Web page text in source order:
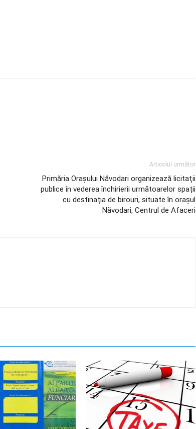
Articolul următor
Primăria Orașului Năvodari organizează licitaţii
publice în vederea închirierii următoarelor spații
cu destinația de birouri, situate în oraşul
Năvodari, Centrul de Afaceri